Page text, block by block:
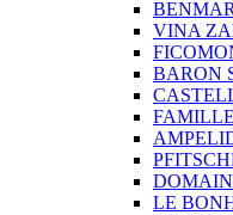
VINA
BARON
LE